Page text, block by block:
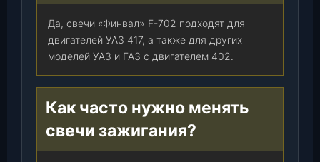
Да, свечи «Финвал» F-702 подходят для
двигателей УАЗ 417, а также для других
моделей УАЗ и ГАЗ с двигателем 402.
Как часто нужно менять
свечи зажигания?